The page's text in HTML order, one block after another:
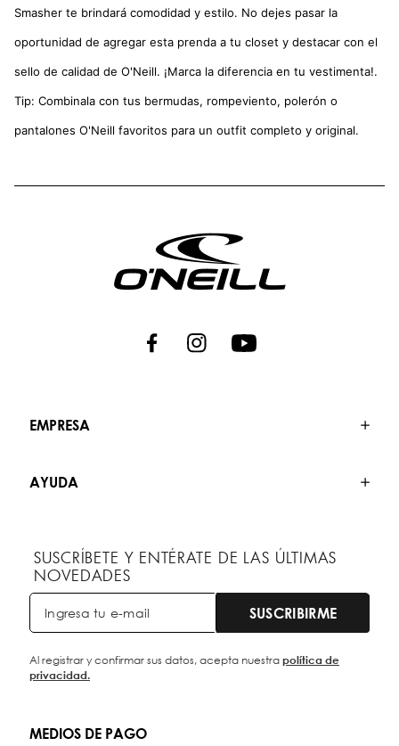
Smasher te brindará comodidad y estilo. No dejes pasar la
oportunidad de agregar esta prenda a tu closet y destacar con el
sello de calidad de O'Neill. ¡Marca la diferencia en tu vestimenta!.
Tip: Combinala con tus bermudas, rompeviento, polerón o
pantalones O'Neill favoritos para un outfit completo y original.
EMPRESA
AYUDA
SUSCRÍBETE Y ENTÉRATE DE LAS ÚLTIMAS
NOVEDADES
SUSCRIBIRME
Al registrar y confirmar sus datos, acepta nuestrapolítica de
privacidad.
MEDIOS DE PAGO